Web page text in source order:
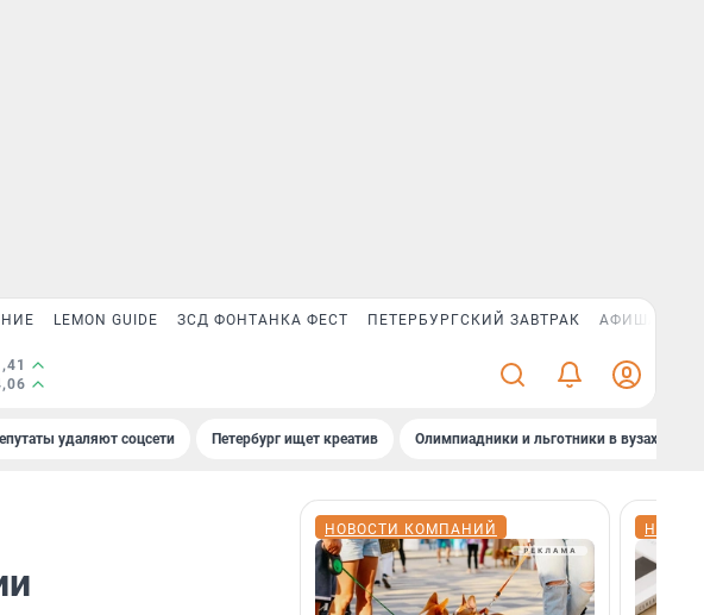
LEMON GUIDE ЗСД ФОНТАНКА ФЕСТ ПЕТЕРБУРГСКИЙ ЗАВТРАК АФИША PLUS
удаляют соцсети Петербург ищет креатив Олимпиадники и льготники в вузах СПб
НОВОСТИ КОМПАНИЙ